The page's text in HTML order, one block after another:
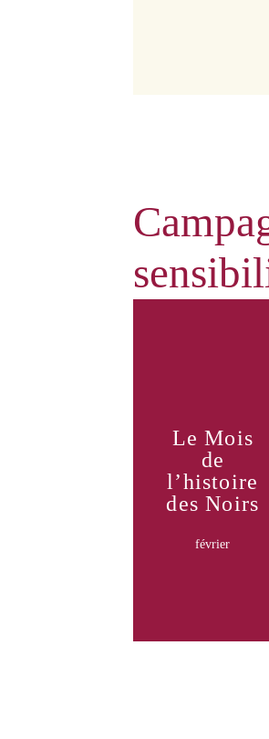
Le Mois
de
l’histoire
des Noirs
février
Apprendre
encore
plus